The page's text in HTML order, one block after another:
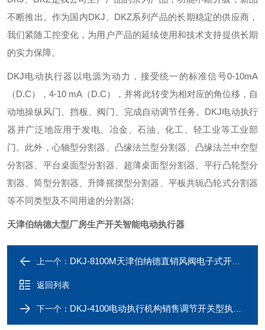
不断推出。作为国内DKJ、DKZ系列产品的长期稳定的供应商，
我们紧随工控变化，为用户产品的延续使用和技术支持提供长期
的实力保障。
DKJ电动执行器以电源为动力，接受统一的标准信号0-10mA
（D.C），4-10 mA（D.C），并将此转变为相对应的角位移，自
动地操纵风门、挡板、阀门、完成自动调节任务。DKJ电动执行
器并广泛地应用于发电、冶金、石油、化工、轻工业等工业部
门。此外，心轴型分割器、凸缘法兰型分割器、凸缘法兰中空型
分割器、平台桌面型分割器、超薄桌面型分割器、平行凸轮型分
割器、筒型分割器、升降摇摆型分割器、平板共轭凸轮式分割器
等不同类型及不同用途的分割器;
天津伯纳德大型厂房生产开关智能电动执行器
上一个： DKJ-8100M天津伯纳德直销风阀电子式开关型电动执行器
返回列表
下一个： DKJ-4100电动执行机构销售调节开关型执行器